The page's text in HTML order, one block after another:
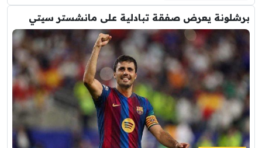
برشلونة يعرض صفقة تبادلية على مانشستر سيتي